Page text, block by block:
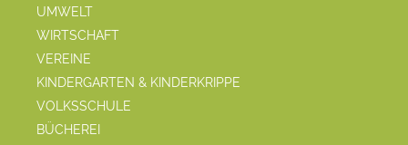
UMWELT
WIRTSCHAFT
VEREINE
KINDERGARTEN & KINDERKRIPPE
VOLKSSCHULE
BÜCHEREI